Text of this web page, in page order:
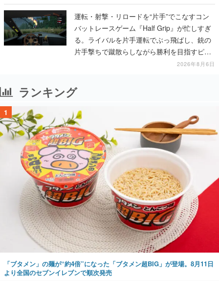
運転・射撃・リロードを“片手”でこなすコン
バットレースゲーム『Half Grip』が忙しすぎ
る。ライバルを片手運転でぶっ飛ばし、銃の
片手撃ちで蹴散らしながら勝利を目指すピク
2026年8月6日
ランキング
1
「ブタメン」の麺が“約4倍”になった「ブタメン超BIG」が登場。8月11日
より全国のセブンイレブンで順次発売